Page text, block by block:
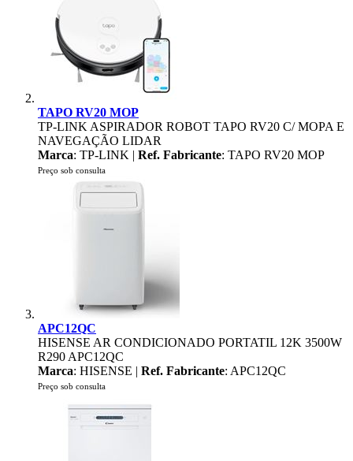
TAPO RV20 MOP
TP-LINK ASPIRADOR ROBOT TAPO RV20 C/ MOPA E
NAVEGAÇÃO LIDAR
Marca: TP-LINK | Ref. Fabricante: TAPO RV20 MOP
Preço sob consulta
APC12QC
HISENSE AR CONDICIONADO PORTATIL 12K 3500W
R290 APC12QC
Marca: HISENSE | Ref. Fabricante: APC12QC
Preço sob consulta